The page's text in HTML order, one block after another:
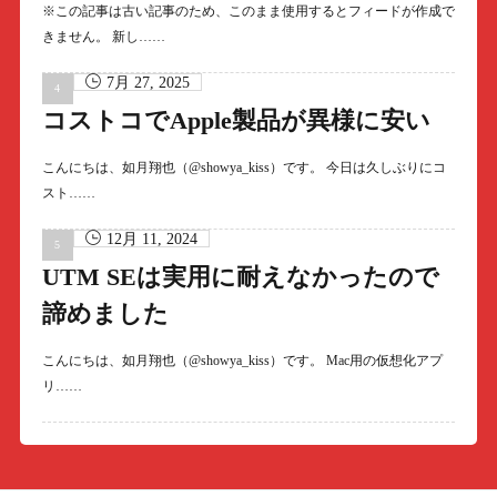
※この記事は古い記事のため、このまま使用するとフィードが作成で
きません。 新し……
7月 27, 2025
コストコでApple製品が異様に安い
こんにちは、如月翔也（@showya_kiss）です。 今日は久しぶりにコ
スト……
12月 11, 2024
UTM SEは実用に耐えなかったので
諦めました
こんにちは、如月翔也（@showya_kiss）です。 Mac用の仮想化アプ
リ……